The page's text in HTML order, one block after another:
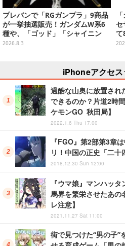
プレバンで「RGガンプラ」9商品
が一挙抽選販売！ガンダムW系6
種や、「ゴッド」「シャイニン
グ」も
2026.8.3
セ
て
シ
iPhoneアクセス
過酷な山奥に放置され
できるのか？片道2時
ケモンGO 秋田局】
2022.1.6 Thu 17:00
『FGO』第2部第3章
リ！中国の正史「二十
2018.12.30 Sun 12:00
『ウマ娘』マンハッ
馬界を繁栄させたあの
レ注意】
2021.11.27 Sat 11:00
街で見つけた“男の子”